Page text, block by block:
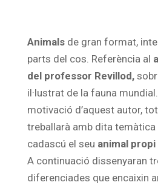
Animalsde gran format,
parts del cos. Referència al
del professor Revillod,
il·lustrat de la fauna
motivació d’aquest autor,
treballarà amb dita
cadascú el seu animal propi
A continuació dissenyaran
diferenciades que encaixin